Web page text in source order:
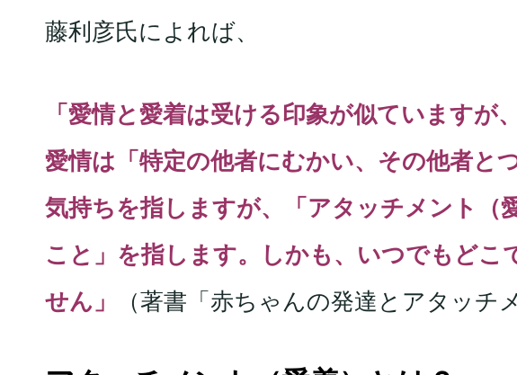
藤利彦氏によれば、
「愛情と愛着は受ける印象が似ていますが
愛情は「特定の他者にむかい、その他者と
気持ちを指しますが、「アタッチメント（
こと」を指します。しかも、いつでもどこ
せん」
（著書「赤ちゃんの発達とアタッチ